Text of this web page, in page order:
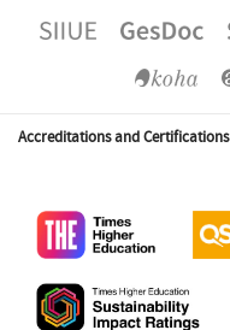
Accreditations and Certifications